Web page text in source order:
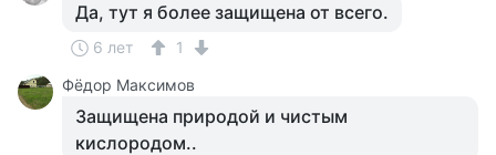
Да, тут я более защищена от всего.
6 лет
1
Фёдор Максимов
Защищена природой и чистым
кислородом..